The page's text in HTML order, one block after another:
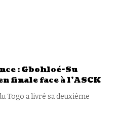
: Gbohloé-Su
finale face à l’ASCK
Togo a livré sa deuxième